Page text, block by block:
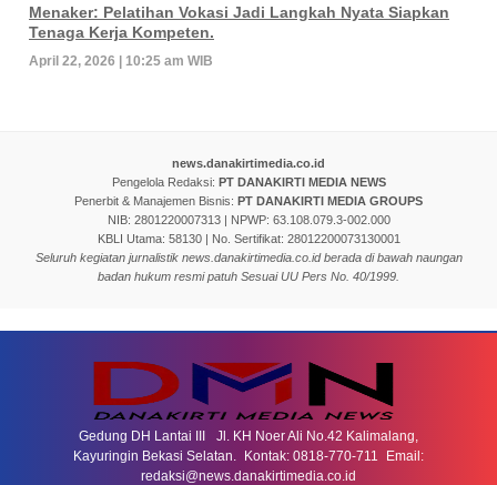
Menaker: Pelatihan Vokasi Jadi Langkah Nyata Siapkan
Tenaga Kerja Kompeten.
April 22, 2026 | 10:25 am WIB
news.danakirtimedia.co.id
Pengelola Redaksi: PT DANAKIRTI MEDIA NEWS
Penerbit & Manajemen Bisnis: PT DANAKIRTI MEDIA GROUPS
NIB: 2801220007313 | NPWP: 63.108.079.3-002.000
KBLI Utama: 58130 | No. Sertifikat: 28012200073130001
Seluruh kegiatan jurnalistik news.danakirtimedia.co.id berada di bawah naungan
badan hukum resmi patuh Sesuai UU Pers No. 40/1999.
Gedung DH Lantai III Jl. KH Noer Ali No.42 Kalimalang,
Kayuringin Bekasi Selatan. Kontak: 0818-770-711 Email:
redaksi@news.danakirtimedia.co.id